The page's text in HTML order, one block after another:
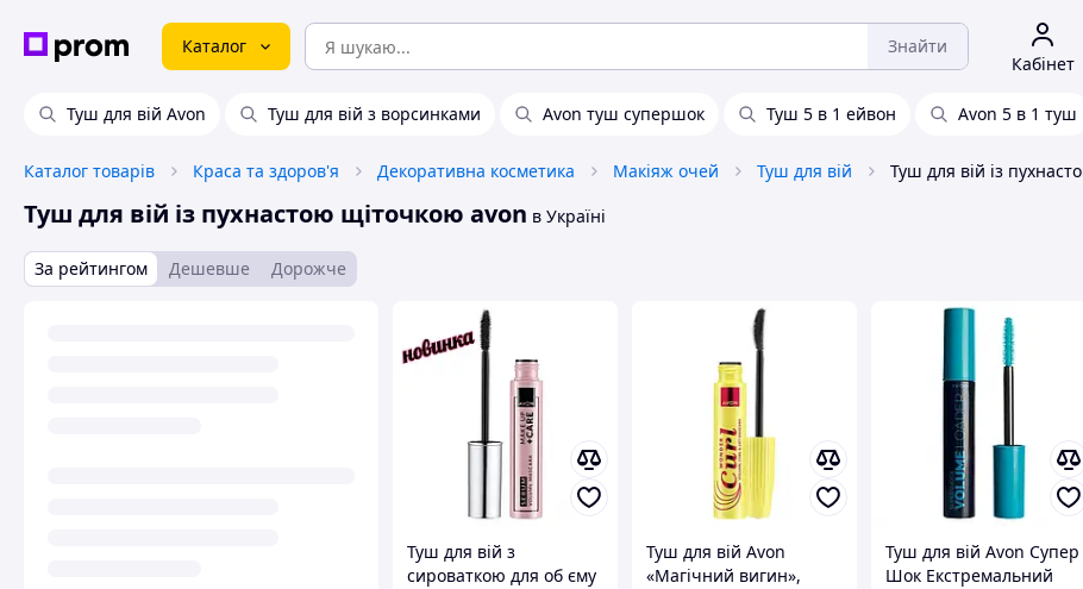
Каталог Знайти
Кабінет
Туш для вій Avon Туш для вій з ворсинками Avon туш супершок Туш 5 в 1 ейвон Avon 5 в 1 туш
Каталог товарів Краса та здоров'я Декоративна косметика Макіяж очей Туш для вій
Туш для вій із пухнастою щіточкою avon в Україні
За рейтингом Дешевше Дорожче
Туш для вій з
сироваткою для об єму
Туш для вій Avon
«Магічний вигин»,
Туш для вій Avon Супер
Шок Екстремальний